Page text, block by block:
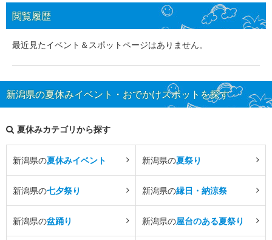
閲覧履歴
最近見たイベント＆スポットページはありません。
新潟県の夏休みイベント・おでかけスポットを探す
夏休みカテゴリから探す
新潟県の夏休みイベント 新潟県の夏祭り
新潟県の七夕祭り 新潟県の縁日・納涼祭
新潟県の盆踊り 新潟県の屋台のある夏祭り